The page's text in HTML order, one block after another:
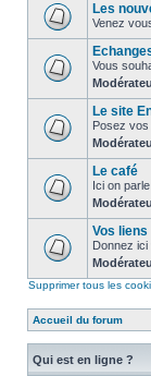
Les
Venez
Vous
Le site
Posez vos
Le café
Ici on
Vos liens
Donnez
Supprimer tous les
Accueil du forum
Qui est en ligne ?